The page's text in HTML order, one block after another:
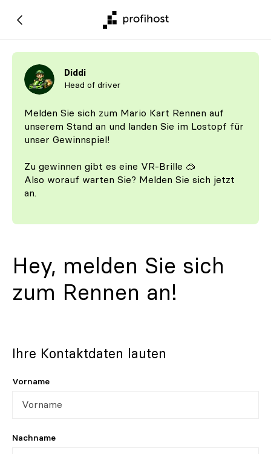
Diddi
Head of driver
Melden Sie sich zum Mario Kart Rennen auf
unserem Stand an und landen Sie im Lostopf für
unser Gewinnspiel!
Zu gewinnen gibt es eine VR-Brille 🥽
Also worauf warten Sie? Melden Sie sich jetzt
an.
Hey, melden Sie sich
zum Rennen an!
Ihre Kontaktdaten lauten
Vorname
Nachname